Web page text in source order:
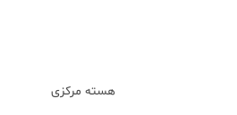
هسته مرکزی